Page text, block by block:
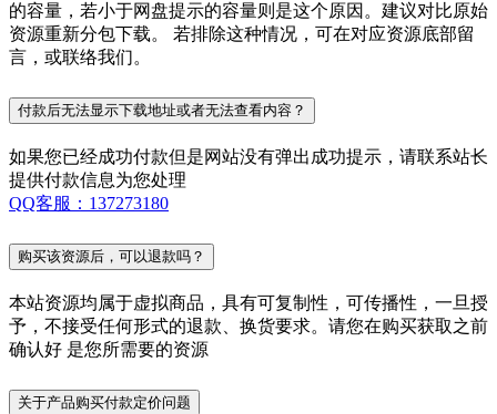
的容量，若小于网盘提示的容量则是这个原因。建议对比原始
资源重新分包下载。 若排除这种情况，可在对应资源底部留
言，或联络我们。
付款后无法显示下载地址或者无法查看内容？
如果您已经成功付款但是网站没有弹出成功提示，请联系站长
提供付款信息为您处理
QQ客服：137273180
购买该资源后，可以退款吗？
本站资源均属于虚拟商品，具有可复制性，可传播性，一旦授
予，不接受任何形式的退款、换货要求。请您在购买获取之前
确认好 是您所需要的资源
关于产品购买付款定价问题